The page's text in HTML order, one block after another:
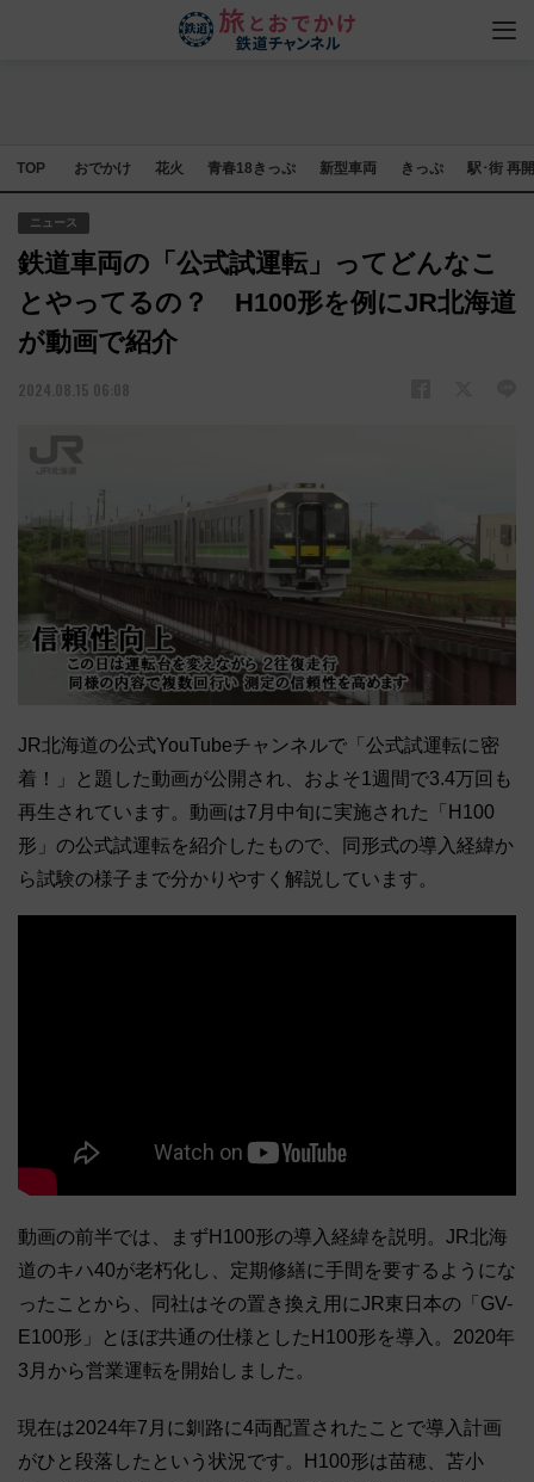
TOP おでかけ 花火 青春18きっぷ 新型車両 きっぷ 駅･街 再
ニュース
鉄道車両の「公式試運転」ってどんなこ
とやってるの？ H100形を例にJR北海道
が動画で紹介
2024.08.15 06:08
JR北海道の公式YouTubeチャンネルで「公式試運転に密
着！」と題した動画が公開され、およそ1週間で3.4万回も
再生されています。動画は7月中旬に実施された「H100
形」の公式試運転を紹介したもので、同形式の導入経緯か
ら試験の様子まで分かりやすく解説しています。
動画の前半では、まずH100形の導入経緯を説明。JR北海
道のキハ40が老朽化し、定期修繕に手間を要するようにな
ったことから、同社はその置き換え用にJR東日本の「GV-
E100形」とほぼ共通の仕様としたH100形を導入。2020年
3月から営業運転を開始しました。
現在は2024年7月に釧路に4両配置されたことで導入計画
がひと段落したという状況です。H100形は苗穂、苫小